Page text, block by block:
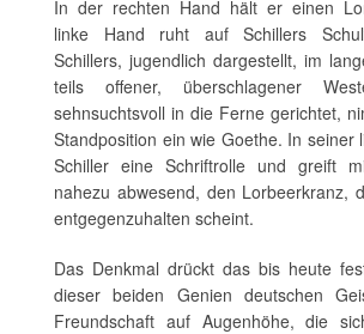
In der rechten Hand hält er einen
linke Hand ruht auf Schillers
Schillers, jugendlich dargestellt, im
teils offener, überschlagener
sehnsuchtsvoll in die Ferne gerichtet,
Standposition ein wie Goethe. In seiner
Schiller eine Schriftrolle und greift
nahezu abwesend, den Lorbeerkranz,
entgegenzuhalten scheint.
Das Denkmal drückt das bis heute
dieser beiden Genien deutschen
Freundschaft auf Augenhöhe, die